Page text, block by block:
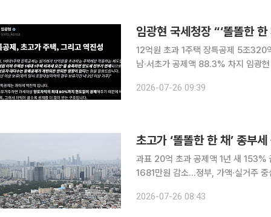
12억원 초과 1주택 장특공제 5조
남·서초가 공제액 88.3% 차지 임광현 국세청장이 초고가 1세대1주택에 양도소득세 장기보유특별
커져 고가주택 보유자의 부동산 불로
2026-07-26 09:39
초고가 ‘똘똘한 한 채’ 종부
과표 20억 초과 공제액 1년 새
1681만원 감소…정부, 가액·실거주 중심 개편 검토 과세표준 20억원이 넘
153.2% 늘었고 전체 주택분 종부세
2026-07-26 08:43